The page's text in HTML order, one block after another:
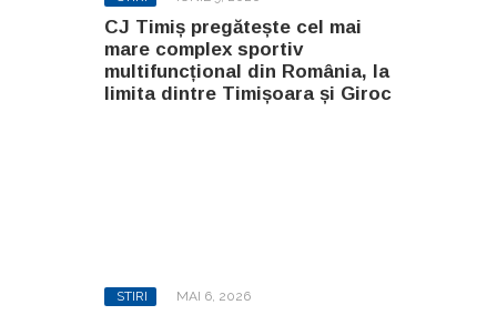
CJ Timiș pregătește cel mai
mare complex sportiv
multifuncțional din România, la
limita dintre Timișoara și Giroc
STIRI MAI 6, 2026